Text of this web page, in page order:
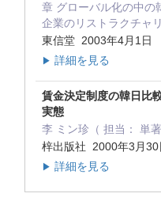
章 グローバル化の中
企業のリストラクチャ
東信堂 2003年4月1日
▶ 詳細を見る
賃金決定制度の韓日比
実態
李 ミン珍（ 担当： 単著
梓出版社 2000年3月30
▶ 詳細を見る